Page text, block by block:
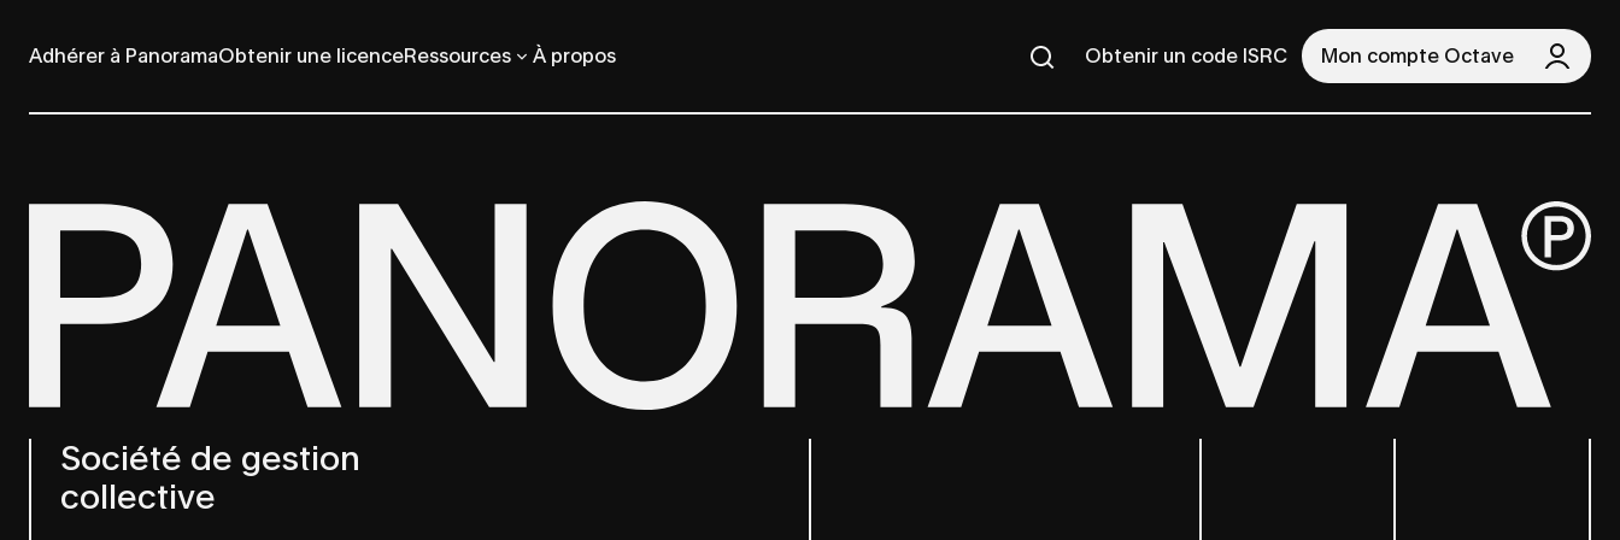
Recherche
Obtenir un code ISRC Mon compte Octave
Adhérer à PanoramaObtenir une licenceRessources À propos
Société de gestion
collective